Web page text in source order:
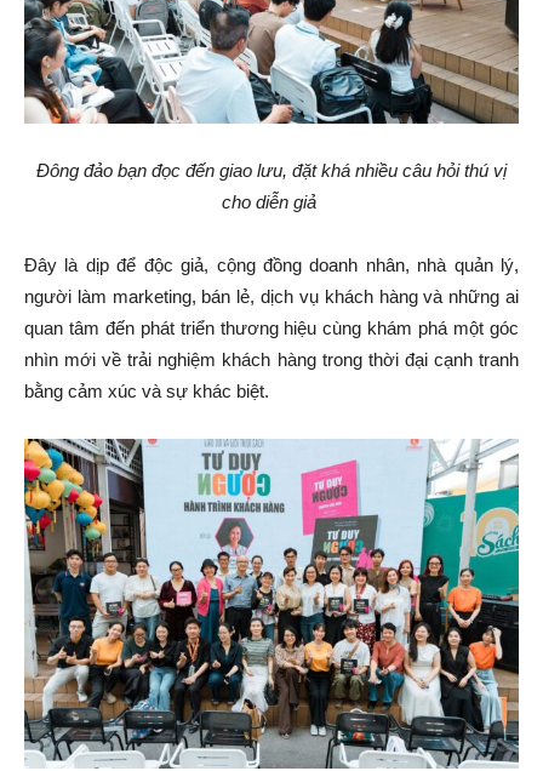
Đông đảo bạn đọc đến giao lưu, đặt khá nhiều câu hỏi thú vị
cho diễn giả
Đây là dịp để độc giả, cộng đồng doanh nhân, nhà quản lý,
người làm marketing, bán lẻ, dịch vụ khách hàng và những ai
quan tâm đến phát triển thương hiệu cùng khám phá một góc
nhìn mới về trải nghiệm khách hàng trong thời đại cạnh tranh
bằng cảm xúc và sự khác biệt.